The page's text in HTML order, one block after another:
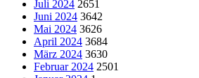
Juli 2024 2651
Juni 2024 3642
Mai 2024 3626
April 2024 3684
März 2024 3630
Februar 2024 2501